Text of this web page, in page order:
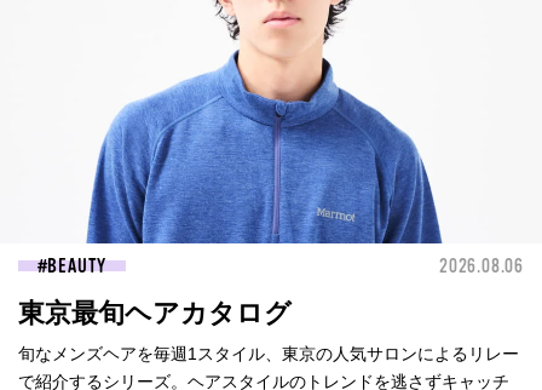
BEAUTY 2026.08.06
東京最旬ヘアカタログ
旬なメンズヘアを毎週1スタイル、東京の人気サロンによるリレー
で紹介するシリーズ。ヘアスタイルのトレンドを逃さずキャッチ